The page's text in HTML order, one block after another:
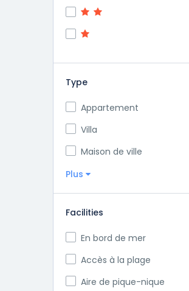
Type
Appartement
Villa
Maison de ville
Plus
Facilities
En bord de mer
Accès à la plage
Aire de pique-nique